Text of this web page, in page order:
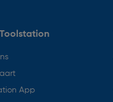
App